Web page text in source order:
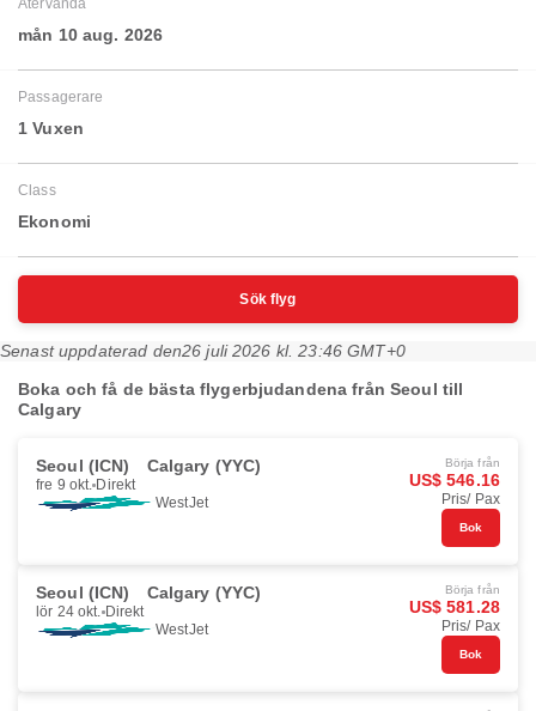
Återvända
mån 10 aug. 2026
Passagerare
1 Vuxen
Class
Ekonomi
Sök flyg
Senast uppdaterad den26 juli 2026 kl. 23:46 GMT+0
Boka och få de bästa flygerbjudandena från Seoul till
Calgary
Seoul (ICN) Calgary (YYC)
fre 9 okt. Direkt
WestJet
Börja från
US$ 546.16
Pris/ Pax
Bok
Seoul (ICN) Calgary (YYC)
lör 24 okt. Direkt
WestJet
Börja från
US$ 581.28
Pris/ Pax
Bok